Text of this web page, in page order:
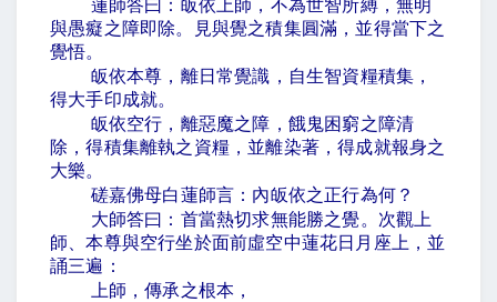
蓮師答曰：皈依上師，不為世智所縛，無明
與愚癡之障即除。見與覺之積集圓滿，並得當下之
覺悟。
皈依本尊，離日常覺識，自生智資糧積集，
得大手印成就。
皈依空行，離惡魔之障，餓鬼困窮之障清
除，得積集離執之資糧，並離染著，得成就報身之
大樂。
磋嘉佛母白蓮師言：內皈依之正行為何？
大師答曰：首當熱切求無能勝之覺。次觀上
師、本尊與空行坐於面前虛空中蓮花日月座上，並
誦三遍：
上師，傳承之根本，